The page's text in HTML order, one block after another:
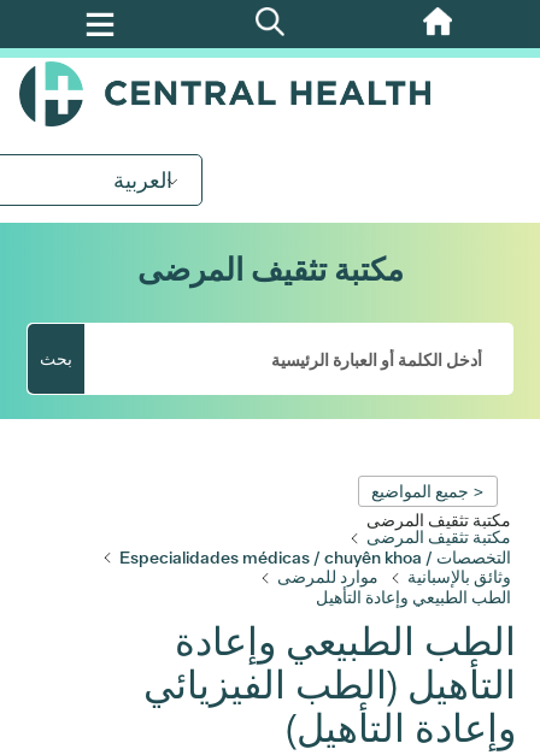
تخطي
العربية
مكتبة تثقيف المرضى
بحث
< جميع المواضيع
مكتبة تثقيف المرضى
مكتبة تثقيف المرضى
التخصصات / Especialidades médicas / chuyên khoa
وثائق بالإسبانية
موارد للمرضى
الطب الطبيعي وإعادة التأهيل
الطب الطبيعي وإعادة
التأهيل (الطب الفيزيائي
وإعادة التأهيل)